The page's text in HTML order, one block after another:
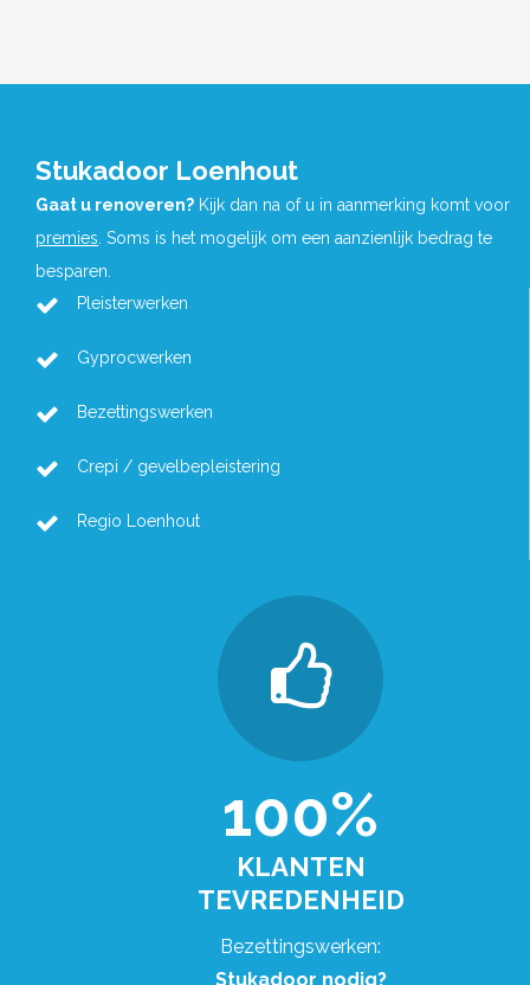
Stukadoor Loenhout
Gaat u renoveren? Kijk dan na of u in aanmerking komt voor
premies. Soms is het mogelijk om een aanzienlijk bedrag te
besparen.
Pleisterwerken
Gyprocwerken
Bezettingswerken
Crepi / gevelbepleistering
Regio Loenhout
100%
KLANTEN
TEVREDENHEID
Bezettingswerken:
Stukadoor nodig?